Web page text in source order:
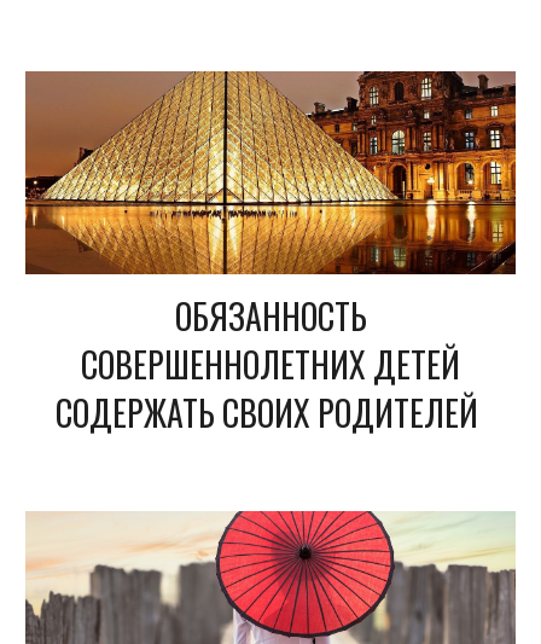
ОБЯЗАННОСТЬ
СОВЕРШЕННОЛЕТНИХ ДЕТЕЙ
СОДЕРЖАТЬ СВОИХ РОДИТЕЛЕЙ